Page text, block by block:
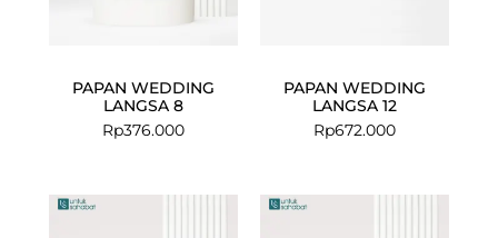
PAPAN WEDDING
LANGSA 8
Rp376.000
PAPAN WEDDING
LANGSA 12
Rp672.000